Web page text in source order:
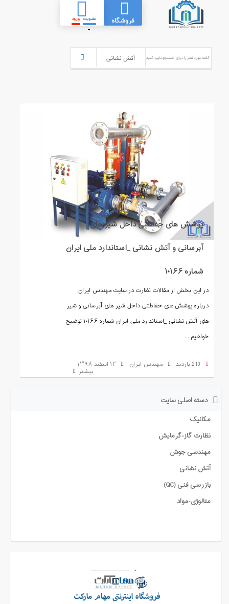
فروشگاه عضویت
-
ورود
پوشش های حفاظتی داخل شیر های
آبرسانی و آتش نشانی _استاندارد ملی ایران
شماره ۱۰۱۶۶
در این بخش از مقالات نظارت در سایت مهندس ایران
درباره پوشش های حفاظتی داخل شیر های آبرسانی و شیر
های آتش نشانی _استاندارد ملی ایران شماره ۱۰۱۶۶ توضیح
خواهیم ...
210 بازدید مهندس ایران ۱۲ اسفند ۱۳۹۸
بیشتر
دسته اصلی سایت
مکانیک
نظارت گاز-گرمایش
مهندسی جوش
آتش نشانی
بازرسی فنی (QC)
متالوژی-مواد